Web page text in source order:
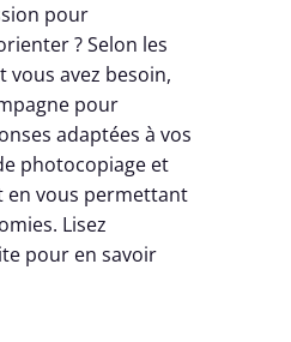
pour
? Selon les
avez besoin,
pour
adaptées à vos
photocopiage et
en vous permettant
Lisez
pour en savoir